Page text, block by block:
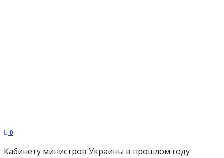
0
Кабинету министров Украины в прошлом году